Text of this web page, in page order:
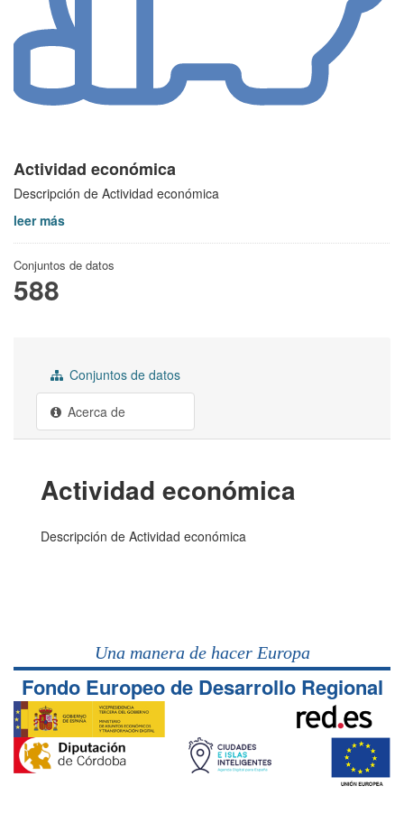
Actividad económica
Descripción de Actividad económica
leer más
Conjuntos de datos
588
Conjuntos de datos
Acerca de
Actividad económica
Descripción de Actividad económica
Una manera de hacer Europa
Fondo Europeo de Desarrollo Regional